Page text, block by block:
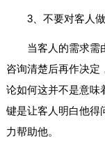
3、不要对客人
当客人的需求需
咨询清楚后再作决定
论如何这并不是意味
键是让客人明白他得
力帮助他。